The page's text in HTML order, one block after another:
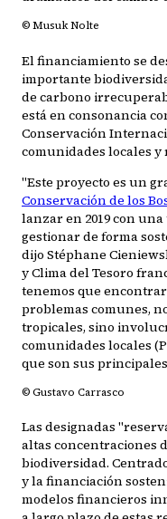
© Musuk Nolte
El financiamiento se
importante
de carbono
está en consonancia
Conservación
comunidades locales
"Este proyecto es un
Conservación de los
lanzar en 2019 con
gestionar de forma
dijo Stéphane
y Clima del Tesoro
tenemos que
problemas comunes,
tropicales, sino
comunidades locales
que son sus
© Gustavo Carrasco
Las designadas
altas concentraciones
biodiversidad.
y la financiación
modelos financieros